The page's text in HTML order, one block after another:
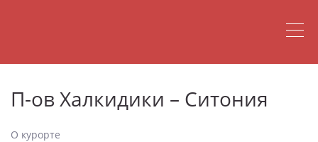
П-ов Халкидики – Ситония
О курорте